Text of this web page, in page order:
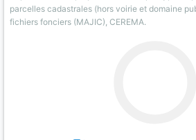
parcelles cadastrales (hors voirie et domaine
fichiers fonciers (MAJIC), CEREMA.